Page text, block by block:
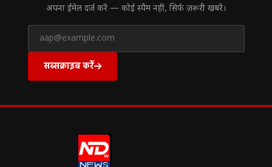
अपना ईमेल दर्ज करें — कोई स्पैम नहीं, सिर्फ ज़रूरी खबरें।
सब्सक्राइब करें